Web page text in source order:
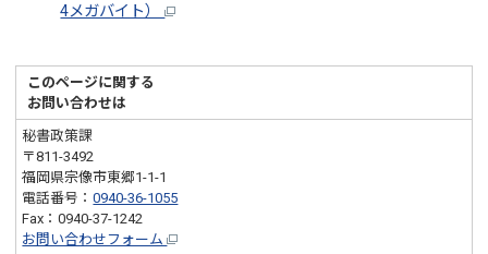
4メガバイト）
このページに関する
お問い合わせは
秘書政策課
〒811-3492
福岡県宗像市東郷1-1-1
電話番号：0940-36-1055
Fax：0940-37-1242
お問い合わせフォーム